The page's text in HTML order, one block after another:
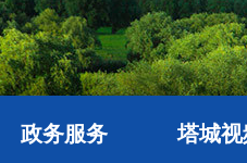
政务服务 塔城视